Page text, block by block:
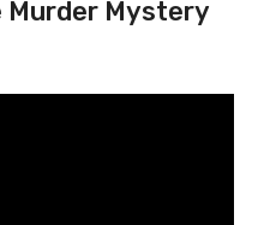
Murder Mystery